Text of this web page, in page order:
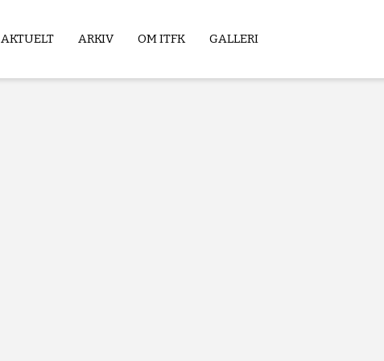
AKTUELT ARKIV OM ITFK GALLERI